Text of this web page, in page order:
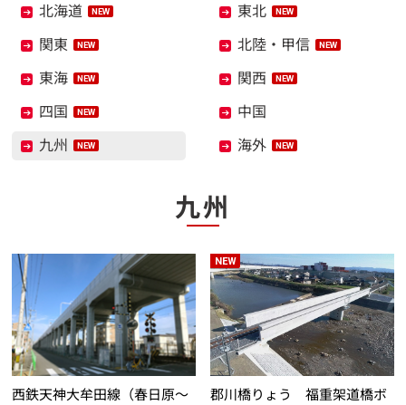
北海道
東北
関東
北陸・甲信
東海
関西
四国
中国
九州
海外
九州
西鉄天神大牟田線 （春日原～
郡川橋りょう福重架道橋ボ